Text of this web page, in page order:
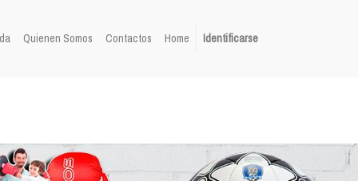
Quienen Somos Contactos Home Identificarse